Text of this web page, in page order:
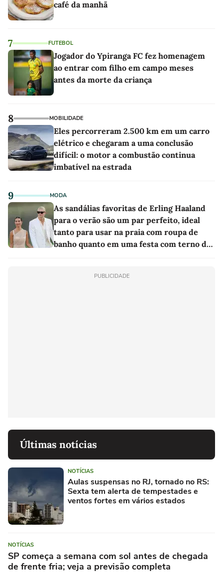
café da manhã
7 FUTEBOL
Jogador do Ypiranga FC fez homenagem
ao entrar com filho em campo meses
antes da morte da criança
8 MOBILIDADE
Eles percorreram 2.500 km em um carro
elétrico e chegaram a uma conclusão
difícil: o motor a combustão continua
imbatível na estrada
9 MODA
As sandálias favoritas de Erling Haaland
para o verão são um par perfeito, ideal
tanto para usar na praia com roupa de
banho quanto em uma festa com terno de
PUBLICIDADE
Últimas notícias
NOTÍCIAS
Aulas suspensas no RJ, tornado no RS:
Sexta tem alerta de tempestades e
ventos fortes em vários estados
NOTÍCIAS
SP começa a semana com sol antes de chegada
de frente fria; veja a previsão completa